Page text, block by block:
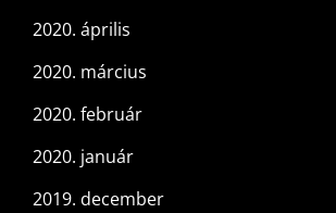
2020. április
2020. március
2020. február
2020. január
2019. december